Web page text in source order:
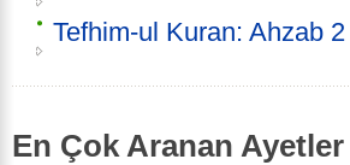
Tefhim-ul Kuran: Ahzab 2
En Çok Aranan Ayetler